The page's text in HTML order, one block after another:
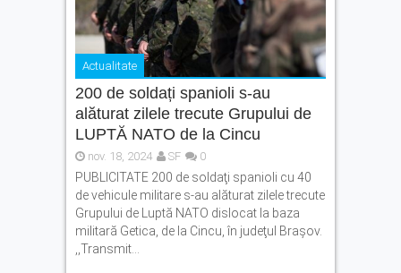
Actualitate
200 de soldați spanioli s-au
alăturat zilele trecute Grupului de
LUPTĂ NATO de la Cincu
nov. 18, 2024 SF 0
PUBLICITATE 200 de soldaţi spanioli cu 40
de vehicule militare s-au alăturat zilele trecute
Grupului de Luptă NATO dislocat la baza
militară Getica, de la Cincu, în judeţul Braşov.
,,Transmit...